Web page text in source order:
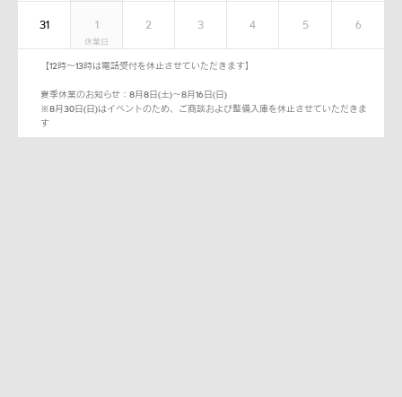
31 1 2 3 4 5 6
【12時～13時は電話受付を休止させていただきます】
夏季休業のお知らせ：8月8日(土)～8月16日(日)
※8月30日(日)はイベントのため、ご商談および整備入庫を休止させていただきま
す